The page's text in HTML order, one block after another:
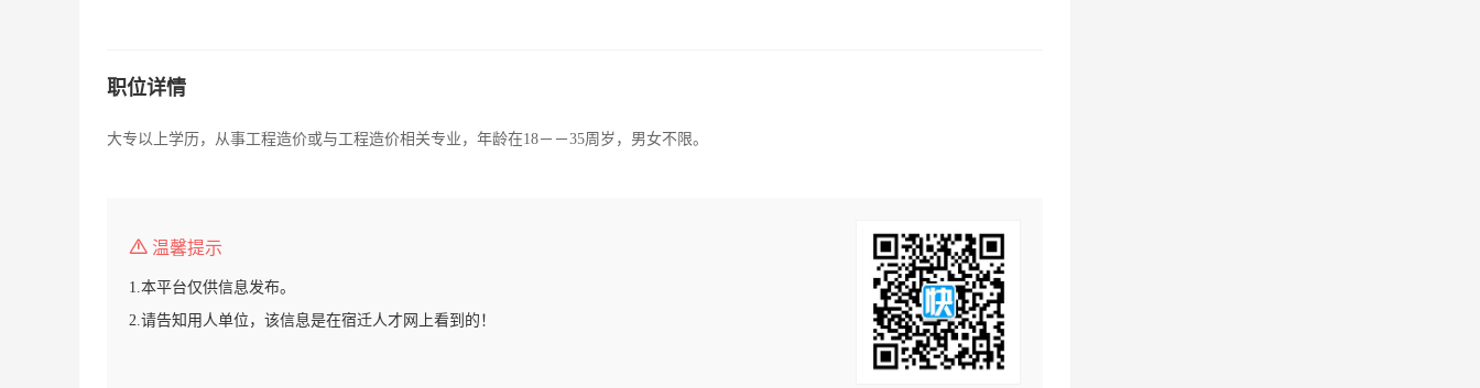
职位详情
大专以上学历，从事工程造价或与工程造价相关专业，年龄在18－－35周岁，男女不限。
温馨提示
1.本平台仅供信息发布。
2.请告知用人单位，该信息是在宿迁人才网上看到的！